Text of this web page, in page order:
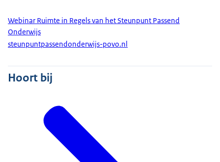
Webinar Ruimte in Regels van het Steunpunt Passend
Onderwijs
steunpuntpassendonderwijs-povo.nl
Hoort bij